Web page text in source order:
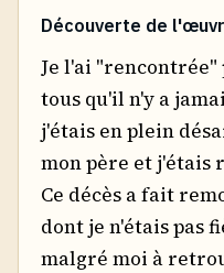
Découverte de
Je l'ai "rencontrée"
tous qu'il n'y a
j'étais en plein
mon père et j'étais
Ce décès a fait
dont je n'étais pas
malgré moi à